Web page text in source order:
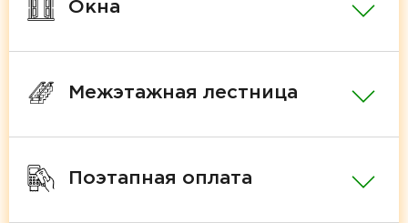
Окна
Межэтажная лестница
Поэтапная оплата